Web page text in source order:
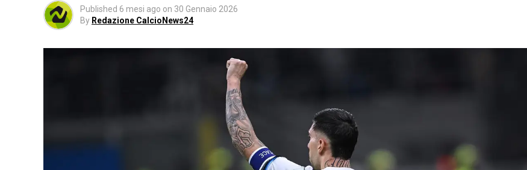
Published 6 mesi ago on 30 Gennaio 2026
By Redazione CalcioNews24